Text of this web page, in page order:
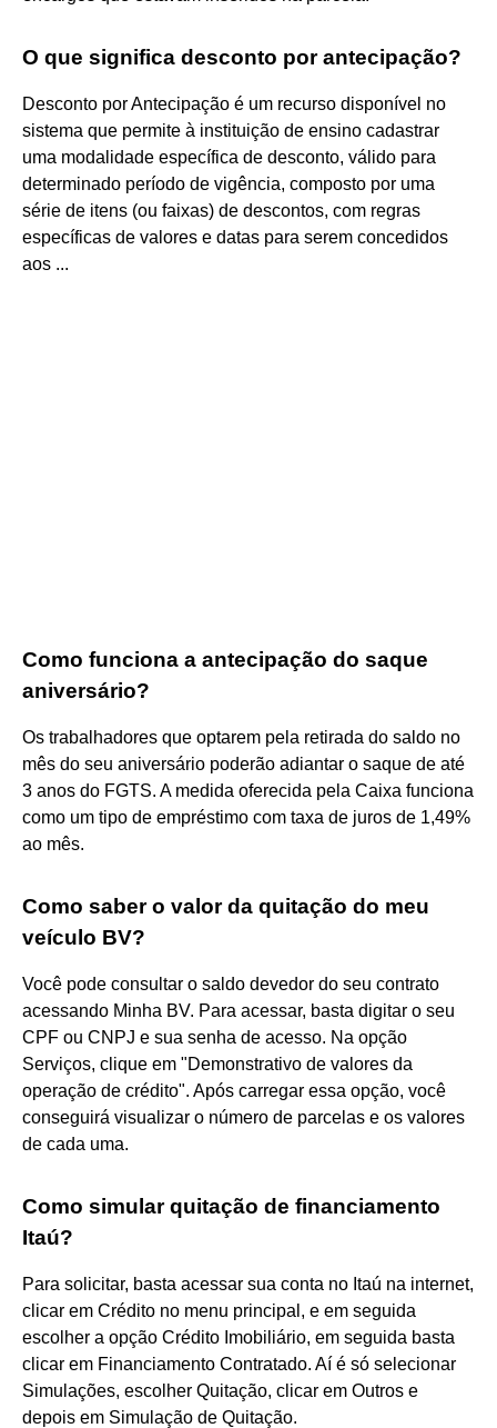
O que significa desconto por antecipação?
Desconto por Antecipação é um recurso disponível no
sistema que permite à instituição de ensino cadastrar
uma modalidade específica de desconto, válido para
determinado período de vigência, composto por uma
série de itens (ou faixas) de descontos, com regras
específicas de valores e datas para serem concedidos
aos ...
Como funciona a antecipação do saque
aniversário?
Os trabalhadores que optarem pela retirada do saldo no
mês do seu aniversário poderão adiantar o saque de até
3 anos do FGTS. A medida oferecida pela Caixa funciona
como um tipo de empréstimo com taxa de juros de 1,49%
ao mês.
Como saber o valor da quitação do meu
veículo BV?
Você pode consultar o saldo devedor do seu contrato
acessando Minha BV. Para acessar, basta digitar o seu
CPF ou CNPJ e sua senha de acesso. Na opção
Serviços, clique em "Demonstrativo de valores da
operação de crédito". Após carregar essa opção, você
conseguirá visualizar o número de parcelas e os valores
de cada uma.
Como simular quitação de financiamento
Itaú?
Para solicitar, basta acessar sua conta no Itaú na internet,
clicar em Crédito no menu principal, e em seguida
escolher a opção Crédito Imobiliário, em seguida basta
clicar em Financiamento Contratado. Aí é só selecionar
Simulações, escolher Quitação, clicar em Outros e
depois em Simulação de Quitação.